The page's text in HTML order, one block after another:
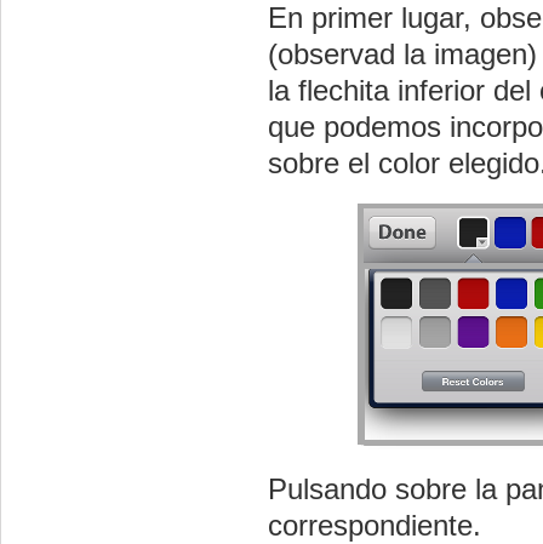
En primer lugar,
(observad la
la flechita inferior
que podemos
sobre el color
Pulsando sobre la
correspondiente.